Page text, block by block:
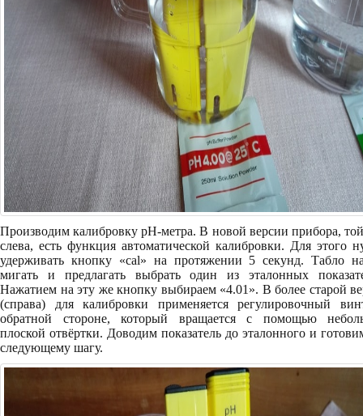
Производим калибровку pH-метра. В новой версии прибора,
слева, есть функция автоматической калибровки. Для этого
удерживать кнопку «cal» на протяжении 5 секунд. Табло
мигать и предлагать выбрать один из эталонных
Нажатием на эту же кнопку выбираем «4.01». В более старой
(справа) для калибровки применяется регулировочный
обратной стороне, который вращается с помощью
плоской отвёртки. Доводим показатель до эталонного и
следующему шагу.